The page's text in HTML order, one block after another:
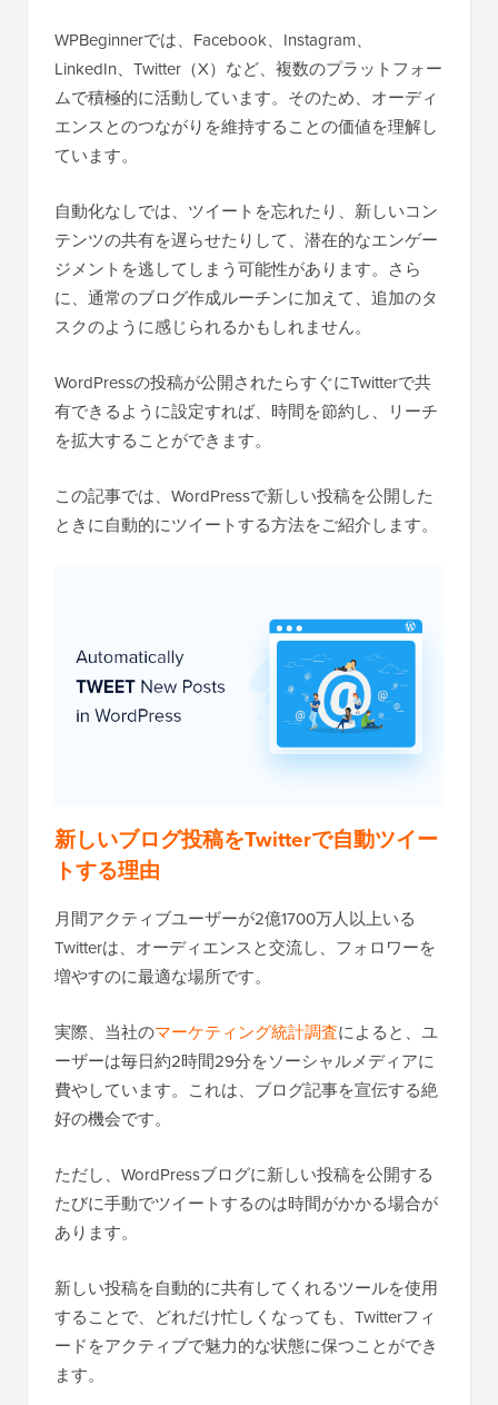
WPBeginnerでは、Facebook、Instagram、
LinkedIn、Twitter（X）など、複数のプラットフォー
ムで積極的に活動しています。そのため、オーディ
エンスとのつながりを維持することの価値を理解し
ています。
自動化なしでは、ツイートを忘れたり、新しいコン
テンツの共有を遅らせたりして、潜在的なエンゲー
ジメントを逃してしまう可能性があります。さら
に、通常のブログ作成ルーチンに加えて、追加のタ
スクのように感じられるかもしれません。
WordPressの投稿が公開されたらすぐにTwitterで共
有できるように設定すれば、時間を節約し、リーチ
を拡大することができます。
この記事では、WordPressで新しい投稿を公開した
ときに自動的にツイートする方法をご紹介します。
新しいブログ投稿をTwitterで自動ツイー
トする理由
月間アクティブユーザーが2億1700万人以上いる
Twitterは、オーディエンスと交流し、フォロワーを
増やすのに最適な場所です。
実際、当社のマーケティング統計調査によると、ユ
ーザーは毎日約2時間29分をソーシャルメディアに
費やしています。これは、ブログ記事を宣伝する絶
好の機会です。
ただし、WordPressブログに新しい投稿を公開する
たびに手動でツイートするのは時間がかかる場合が
あります。
新しい投稿を自動的に共有してくれるツールを使用
することで、どれだけ忙しくなっても、Twitterフィ
ードをアクティブで魅力的な状態に保つことができ
ます。